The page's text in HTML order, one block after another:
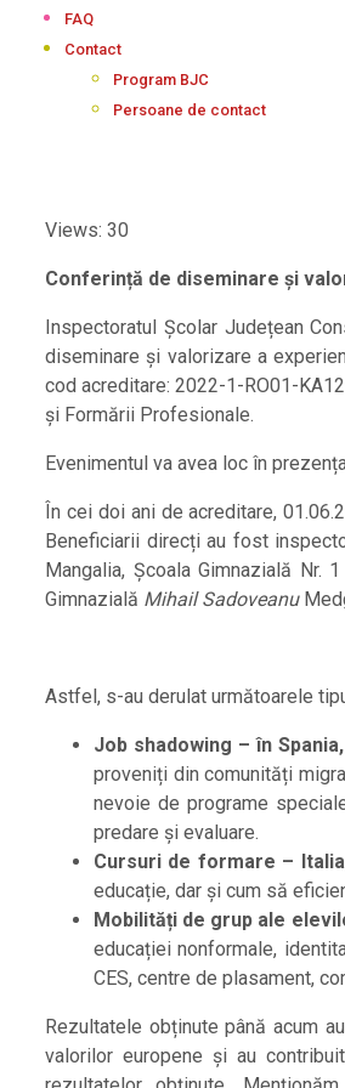
FAQ
Contact
Program BJC
Persoane de contact
Views: 30
Conferință de diseminare și
Inspectoratul Școlar Județean
diseminare și valorizare a
cod acreditare: 2022-1-RO01-
și Formării Profesionale.
Evenimentul va avea loc în
În cei doi ani de acreditare,
Beneficiarii direcți au fost
Mangalia, Școala Gimnazială Nr. 1
Gimnazială Mihail Sadoveanu
Astfel, s-au derulat următoarele
Job shadowing – în
proveniți din comunități
nevoie de programe
predare și evaluare.
Cursuri de formare –
educație, dar și cum să
Mobilități de grup ale
educației nonformale,
CES, centre de plasament,
Rezultatele obținute până acum
valorilor europene și au